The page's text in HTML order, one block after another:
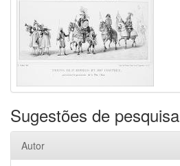
Sugestões de pesquisa
Autor